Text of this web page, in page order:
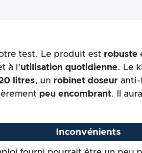
test. Le produit est robuste
à l’utilisation quotidienne. Le
litres, un robinet doseur anti-
peu encombrant. Il
Inconvénients